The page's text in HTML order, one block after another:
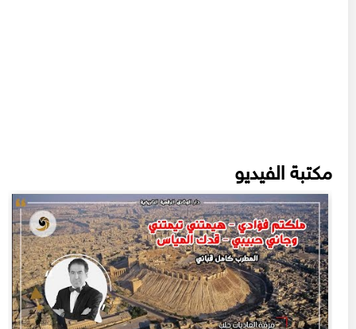
مكتبة الفيديو